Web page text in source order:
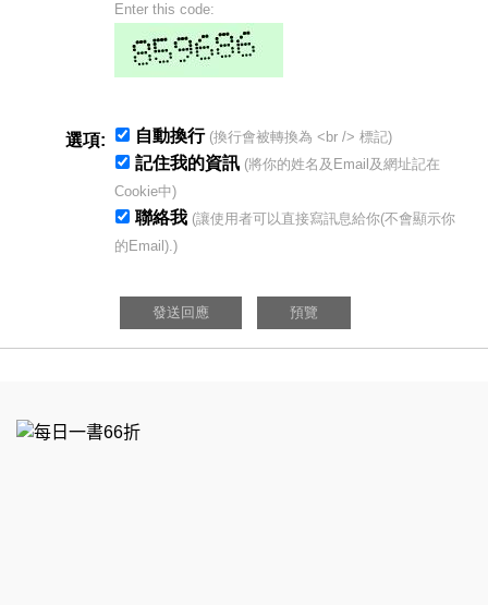
Enter this code:
選項: 自動換行 (換行會被轉換為 <br /> 標記)
記住我的資訊 (將你的姓名及Email及網址記在
Cookie中)
聯絡我 (讓使用者可以直接寫訊息給你(不會顯示你
的Email).)